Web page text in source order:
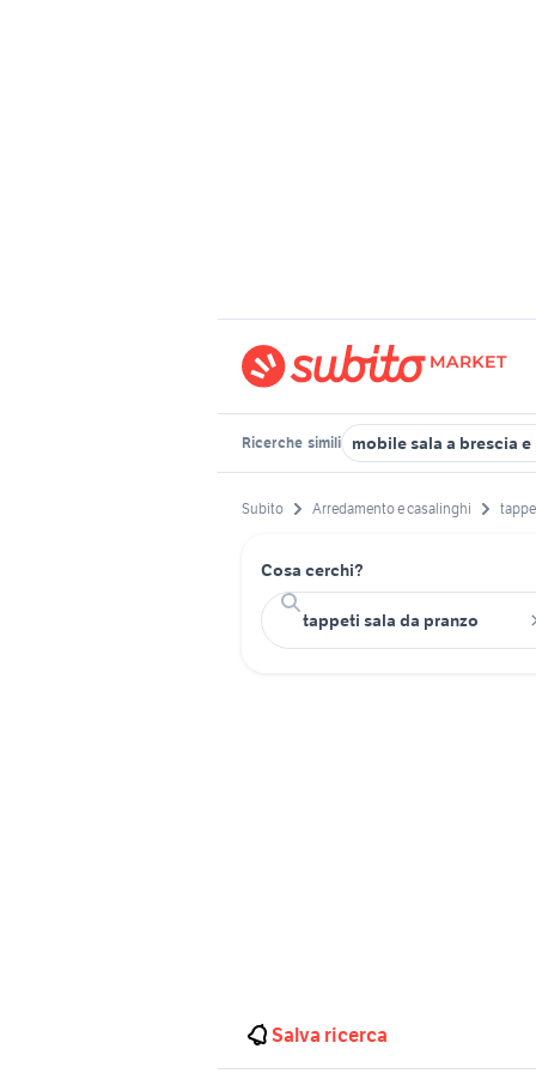
Ricerche simili mobile sala a brescia
Subito Arredamento e casalinghi
Cosa cerchi?
Salva ricerca